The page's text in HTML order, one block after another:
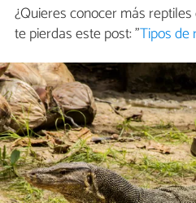
¿Quieres conocer más
te pierdas este post: "Tipos de